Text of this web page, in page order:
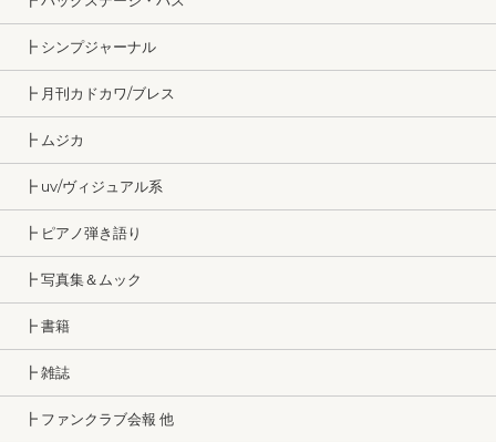
┣ シンプジャーナル
┣ 月刊カドカワ/ブレス
┣ ムジカ
┣ uv/ヴィジュアル系
┣ ピアノ弾き語り
┣ 写真集＆ムック
┣ 書籍
┣ 雑誌
┣ ファンクラブ会報 他